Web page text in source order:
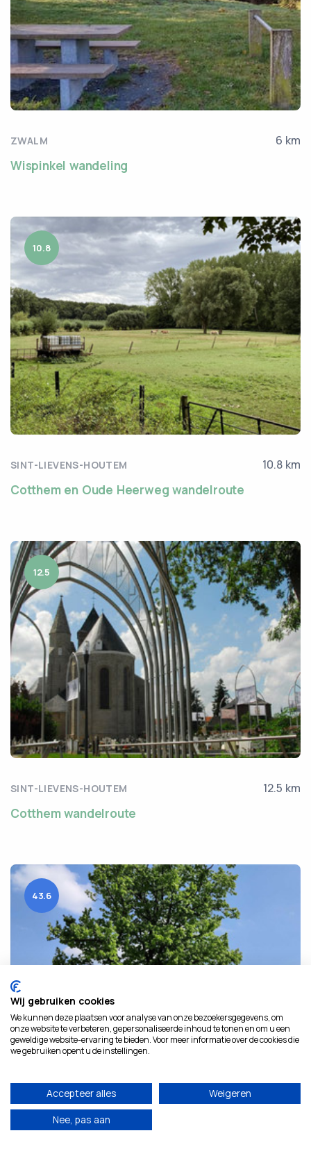
ZWALM 6 km
Wispinkel wandeling
10.8
SINT-LIEVENS-HOUTEM 10.8 km
Cotthem en Oude Heerweg wandelroute
12.5
SINT-LIEVENS-HOUTEM 12.5 km
Cotthem wandelroute
43.6
SINT-LIEVENS-HOUTEM
Wij gebruiken cookies
We kunnen deze plaatsen voor analyse van onze bezoekersgegevens, om
onze website te verbeteren, gepersonaliseerde inhoud te tonen en om u een
geweldige website-ervaring te bieden. Voor meer informatie over de cookies die
we gebruiken opent u de instellingen.
Accepteer alles
Weigeren
Nee, pas aan